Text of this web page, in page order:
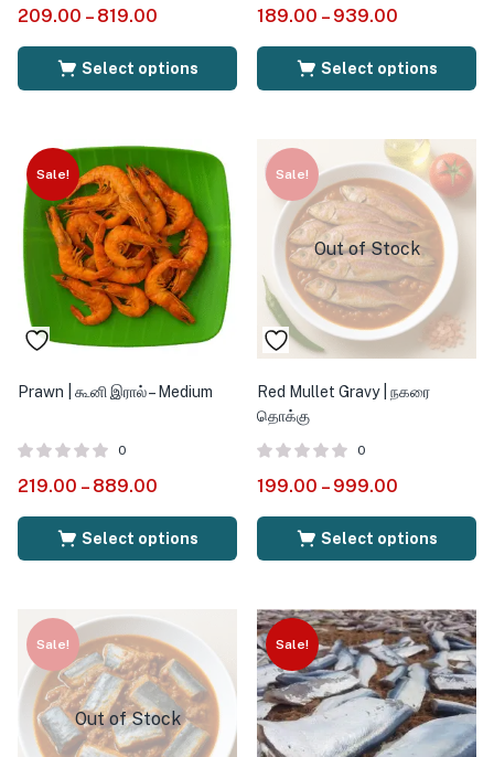
209.00 – 819.00
Select options
189.00 – 939.00
Select options
Sale!
Prawn | கூனி இரால் – Medium
0
219.00 – 889.00
Select options
Sale!
Out of Stock
Red Mullet Gravy | நகரை
தொக்கு
0
199.00 – 999.00
Select options
Sale!
Out of Stock
Sale!